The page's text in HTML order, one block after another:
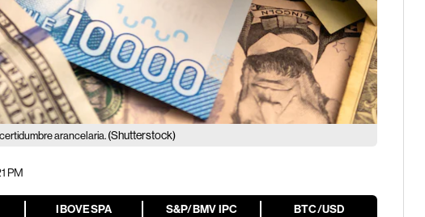
arancelaria. (Shutterstock)
PM
IBOVESPA S&P/BMV IPC BTC/USD